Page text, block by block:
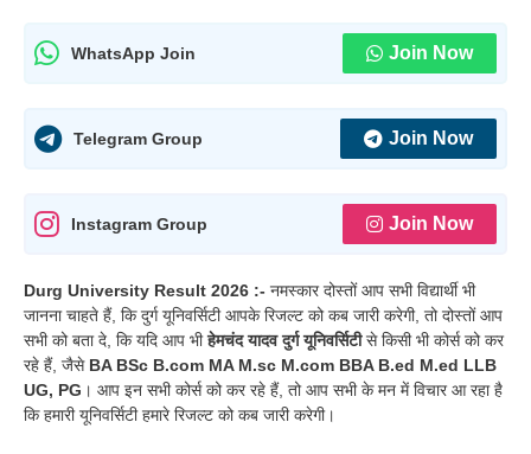
WhatsApp Join Join Now
Telegram Group Join Now
Instagram Group Join Now
Durg University Result 2026 :- नमस्कार दोस्तों आप सभी विद्यार्थी भी
जानना चाहते हैं, कि दुर्ग यूनिवर्सिटी आपके रिजल्ट को कब जारी करेगी, तो दोस्तों आप
सभी को बता दे, कि यदि आप भीहेमचंद यादव दुर्ग यूनिवर्सिटीसे किसी भी कोर्स को कर
रहे हैं, जैसेBA BSc B.com MA M.sc M.com BBA B.ed M.ed LLB
UG, PG । आप इन सभी कोर्स को कर रहे हैं, तो आप सभी के मन में विचार आ रहा है
कि हमारी यूनिवर्सिटी हमारे रिजल्ट को कब जारी करेगी।